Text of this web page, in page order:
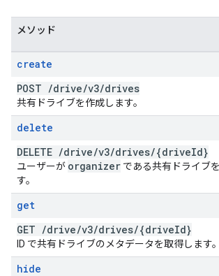
メソッド
create
POST /drive/v3/drives
共有ドライブを作成します。
delete
DELETE /drive/v3/drives/{driveId}
ユーザーが organizer である共有ドライブ
す。
get
GET /drive/v3/drives/{driveId}
ID で共有ドライブのメタデータを取得します。
hide